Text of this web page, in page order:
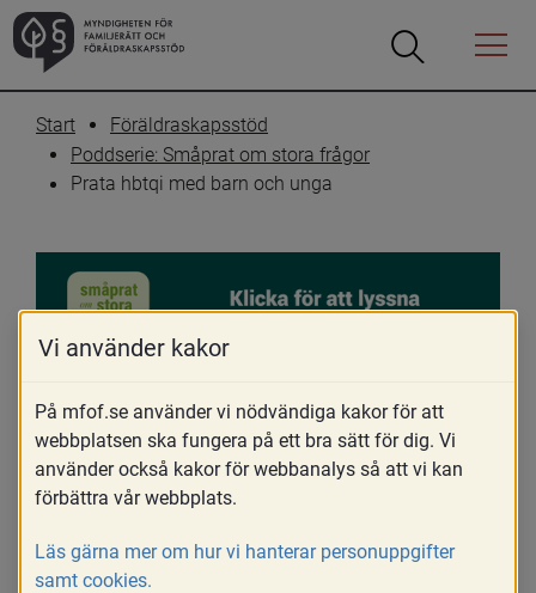
Öppna
Öppna
Menyn
Start
Föräldraskapsstöd
Poddserie: Småprat om stora frågor
Prata hbtqi med barn och unga
Prata hbtqi med barn
och unga
Skriv ut Dela
Vi använder kakor
På mfof.se använder vi nödvändiga kakor för att
webbplatsen ska fungera på ett bra sätt för dig. Vi
använder också kakor för webbanalys så att vi kan
förbättra vår webbplats.
Läs gärna mer om hur vi hanterar personuppgifter
samt cookies.